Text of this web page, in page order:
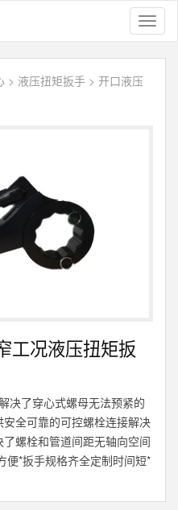
> 液压扭矩扳手 > 开口液压
工况液压扭矩扳
决了穿心式螺母无法预紧的
全可靠的可控螺栓连接解决
螺栓和管道间距无轴向空间
便*扳手规格齐全定制时间短*